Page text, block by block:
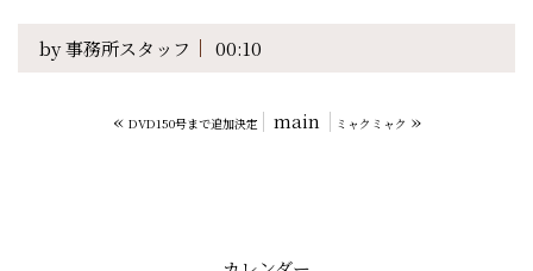
by事務所スタッフ 00:10
« DVD150号まで追加決定 main ミャクミャク »